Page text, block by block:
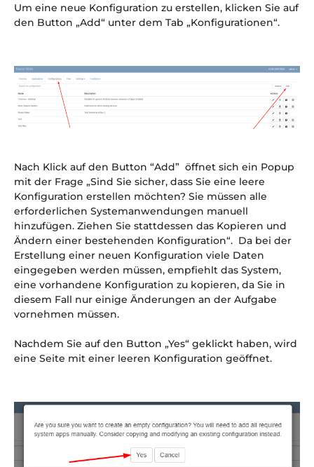
Um eine neue Konfiguration zu erstellen, klicken Sie auf
den Button „Add“ unter dem Tab „Konfigurationen“.
Nach Klick auf den Button “Add” öffnet sich ein Popup
mit der Frage „Sind Sie sicher, dass Sie eine leere
Konfiguration erstellen möchten? Sie müssen alle
erforderlichen Systemanwendungen manuell
hinzufügen. Ziehen Sie stattdessen das Kopieren und
Ändern einer bestehenden Konfiguration“. Da bei der
Erstellung einer neuen Konfiguration viele Daten
eingegeben werden müssen, empfiehlt das System,
eine vorhandene Konfiguration zu kopieren, da Sie in
diesem Fall nur einige Änderungen an der Aufgabe
vornehmen müssen.
Nachdem Sie auf den Button „Yes“ geklickt haben, wird
eine Seite mit einer leeren Konfiguration geöffnet.